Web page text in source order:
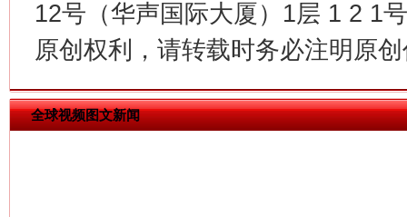
12号（华声国际大厦）1层 1 2 1
原创权利，请转载时务必注明原
全球视频图文新闻